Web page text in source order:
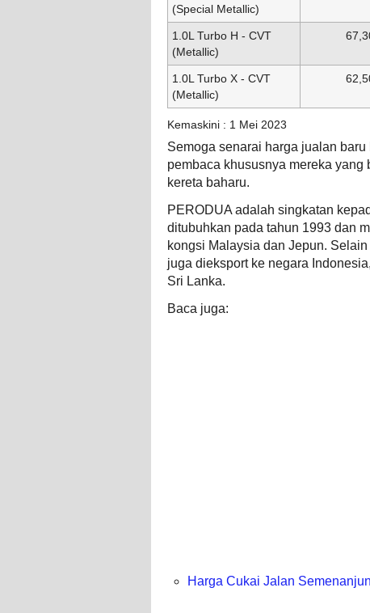
(Special Metallic)
1.0L Turbo H - CVT
(Metallic)
1.0L Turbo X - CVT
(Metallic)
Kemaskini : 1 Mei 2023
Semoga senarai harga jualan
pembaca khususnya mereka
kereta baharu.
PERODUA adalah singkatan
ditubuhkan pada tahun 1993 dan
kongsi Malaysia dan Jepun.
juga dieksport ke negara
Sri Lanka.
Baca juga:
Harga Cukai Jalan